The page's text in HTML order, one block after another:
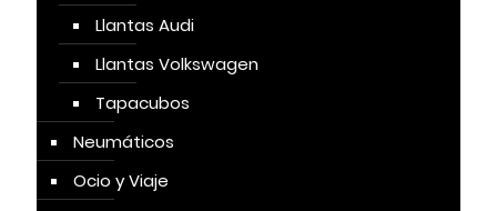
Llantas Audi
Llantas Volkswagen
Tapacubos
Neumáticos
Ocio y Viaje